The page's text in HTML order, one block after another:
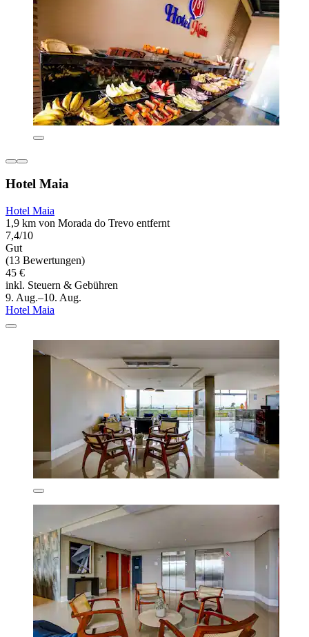
Hotel Maia
Hotel Maia
1,9 km von Morada do Trevo entfernt
7,4/10
Gut
(13 Bewertungen)
45 €
inkl. Steuern & Gebühren
9. Aug.–10. Aug.
Hotel Maia